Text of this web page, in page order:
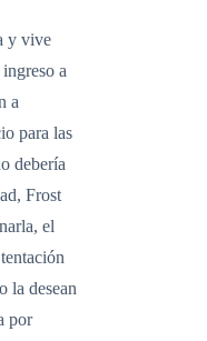
y vive
a
a
para las
debería
Frost
el
la desean
por